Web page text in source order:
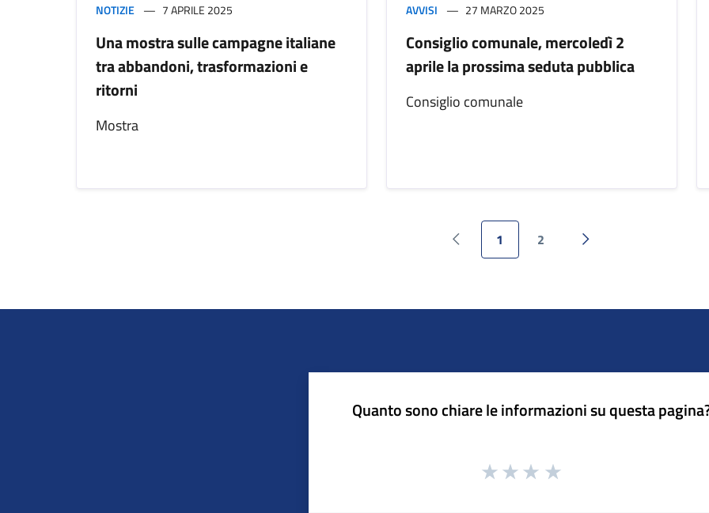
NOTIZIE 7 APRILE 2025
Una mostra sulle campagne italiane
tra abbandoni, trasformazioni e
ritorni
Mostra
AVVISI 27 MARZO 2025
Consiglio comunale, mercoledì 2
aprile la prossima seduta pubblica
Consiglio comunale
Pagina precedente
1 2
Pagina successiva
Quanto sono chiare le informazioni su questa